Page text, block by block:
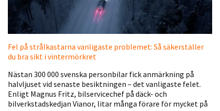
Fel på strålkastarna vanligaste problemet: Så säkerställer
du bra sikt i vintermörkret
Nästan 300 000 svenska personbilar fick anmärkning på
halvljuset vid senaste besiktningen – det vanligaste felet.
Enligt Magnus Fritz, bilservicechef på däck- och
bilverkstadskedjan Vianor, litar många förare för mycket på